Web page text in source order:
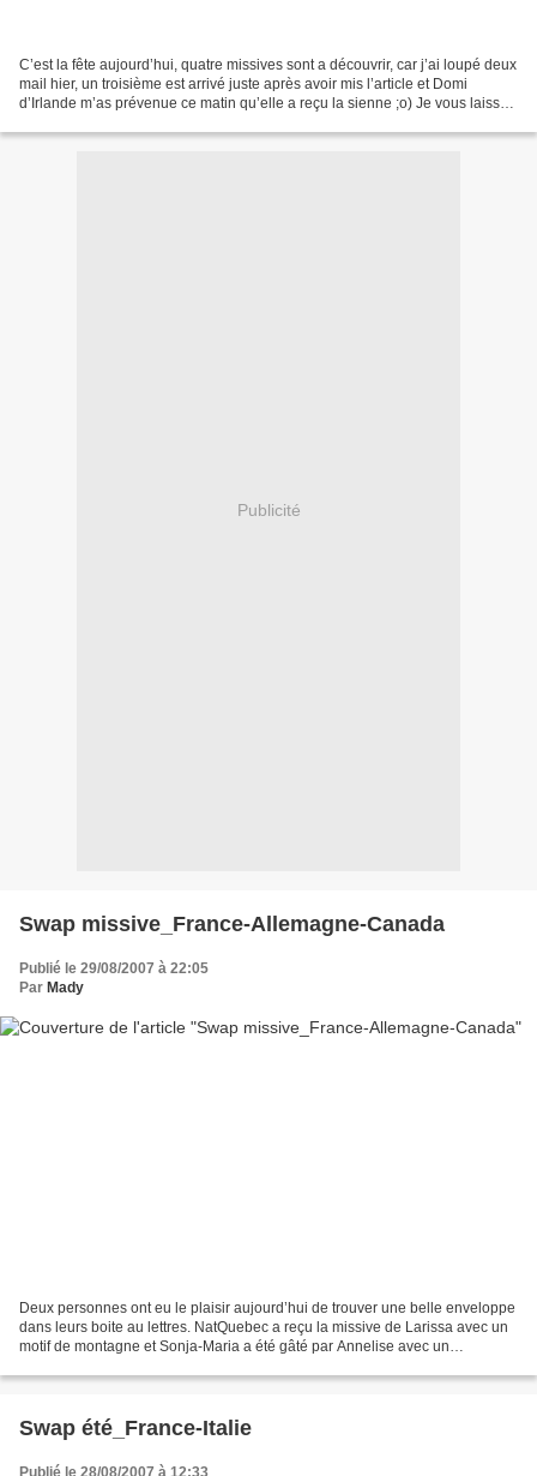
C’est la fête aujourd’hui, quatre missives sont a découvrir, car j’ai loupé deux
mail hier, un troisième est arrivé juste après avoir mis l’article et Domi
d’Irlande m’as prévenue ce matin qu’elle a reçu la sienne ;o) Je vous laisse
Publicité
Swap missive_France-Allemagne-Canada
Publié le 29/08/2007 à 22:05
Par Mady
Deux personnes ont eu le plaisir aujourd’hui de trouver une belle enveloppe
dans leurs boite au lettres. NatQuebec a reçu la missive de Larissa avec un
motif de montagne et Sonja-Maria a été gâté par Annelise avec un
Swap été_France-Italie
Publié le 28/08/2007 à 12:33